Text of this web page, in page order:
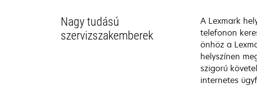
Nagy tudású
szervizszakemberek
A Lexmark
telefonon
önhöz a
helyszínen
szigorú
internetes